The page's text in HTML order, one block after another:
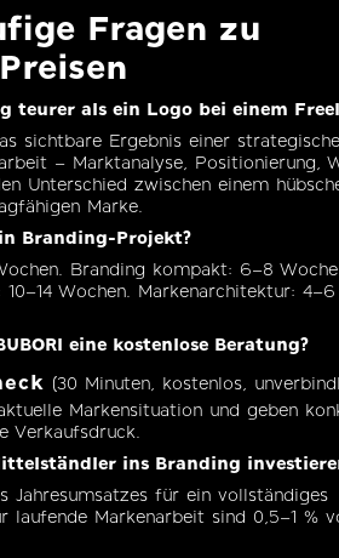
Fragen zu
teurer als ein Logo bei einem
sichtbare Ergebnis einer
– Marktanalyse, Positionierung,
Unterschied zwischen einem
Marke.
Branding-Projekt?
Branding kompakt: 6–8
Wochen. Markenarchitektur: 4–6
eine kostenlose Beratung?
(30 Minuten, kostenlos,
Markensituation und geben
Verkaufsdruck.
ins Branding
Jahresumsatzes für ein vollständiges
laufende Markenarbeit sind 0,5–1 %